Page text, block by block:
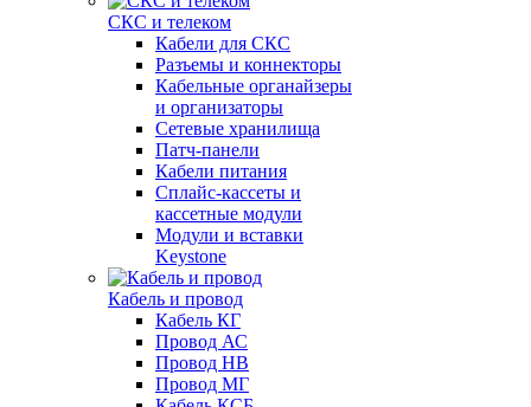
СКС и телеком
Кабели для СКС
Разъемы и коннекторы
Кабельные органайзеры
и организаторы
Сетевые хранилища
Патч-панели
Кабели питания
Сплайс-кассеты и
кассетные модули
Модули и вставки
Keystone
Кабель и провод
Кабель КГ
Провод АС
Провод НВ
Провод МГ